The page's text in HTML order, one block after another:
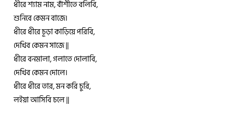
ধীরে শ্যাম নাম, বাঁশীতে বলিবি,
শুনিবে কেমন বাজে।
ধীরে ধীরে চূড়া কাড়িয়ে পরিবি,
দেখিব কেমন সাজে ||
ধীরে বনমালা, গলাতে দোলাবি,
দেখিব কেমন দোলে।
ধীরে ধীরে তার, মন করি চুরি,
লইয়া আসিবি চলে ||